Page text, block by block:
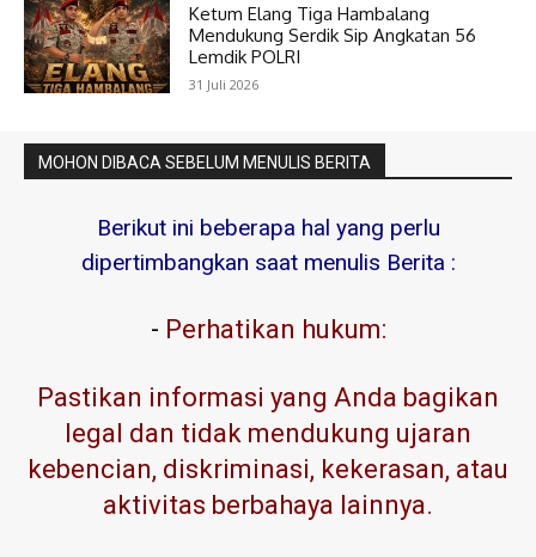
Ketum Elang Tiga Hambalang
Mendukung Serdik Sip Angkatan 56
Lemdik POLRI
31 Juli 2026
MOHON DIBACA SEBELUM MENULIS BERITA
Berikut ini beberapa hal yang perlu
dipertimbangkan saat menulis Berita :
- Perhatikan hukum:
Pastikan informasi yang Anda bagikan
legal dan tidak mendukung ujaran
kebencian, diskriminasi, kekerasan, atau
aktivitas berbahaya lainnya.